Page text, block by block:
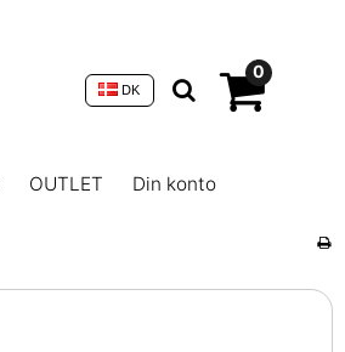
0
DK
OUTLET Din konto